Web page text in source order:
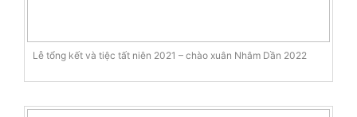
Lễ tổng kết và tiệc tất niên 2021 – chào xuân Nhâm Dần 2022